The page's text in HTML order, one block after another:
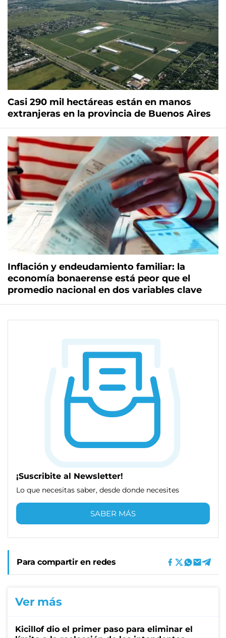
Casi 290 mil hectáreas están en manos
extranjeras en la provincia de Buenos Aires
Inflación y endeudamiento familiar: la
economía bonaerense está peor que el
promedio nacional en dos variables clave
¡Suscribite al Newsletter!
Lo que necesitas saber, desde donde necesites
SABER MÁS
Para compartir en redes
Ver más
Kicillof dio el primer paso para eliminar el